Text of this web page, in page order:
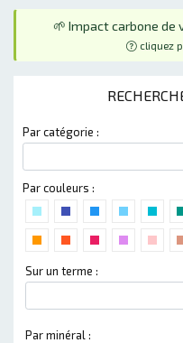
🌱 Impact carbone de
cliquez
Par catégorie :
Par couleurs :
Sur un terme :
Par minéral :